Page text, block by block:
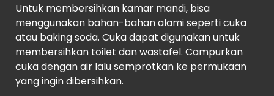
Untuk membersihkan kamar mandi, bisa
menggunakan bahan-bahan alami seperti cuka
atau baking soda. Cuka dapat digunakan untuk
membersihkan toilet dan wastafel. Campurkan
cuka dengan air lalu semprotkan ke permukaan
yang ingin dibersihkan.